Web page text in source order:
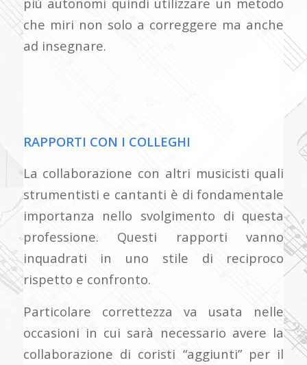
che miri non solo a correggere ma anche
ad insegnare.
RAPPORTI CON I COLLEGHI
La collaborazione con altri musicisti quali
strumentisti e cantanti è di fondamentale
importanza nello svolgimento di questa
professione. Questi rapporti vanno
inquadrati in uno stile di reciproco
rispetto e confronto.
Particolare correttezza va usata nelle
occasioni in cui sarà necessario avere la
collaborazione di coristi “aggiunti” per il